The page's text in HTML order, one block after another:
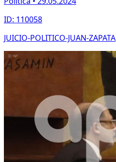
ID: 110058
JUICIO-POLITICO-JUAN-ZAPATA